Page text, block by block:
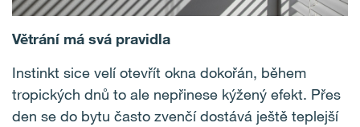
Větrání má svá pravidla
Instinkt sice velí otevřít okna dokořán, během
tropických dnů to ale nepřinese kýžený efekt. Přes
den se do bytu často zvenčí dostává ještě teplejší